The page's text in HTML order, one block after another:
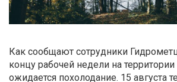
Как сообщают сотрудники
концу рабочей недели на
ожидается похолодание. 15 августа